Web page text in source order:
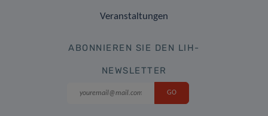
Veranstaltungen
ABONNIEREN SIE DEN LIH-
NEWSLETTER